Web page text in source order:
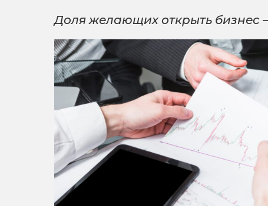
Доля желающих открыть бизнес